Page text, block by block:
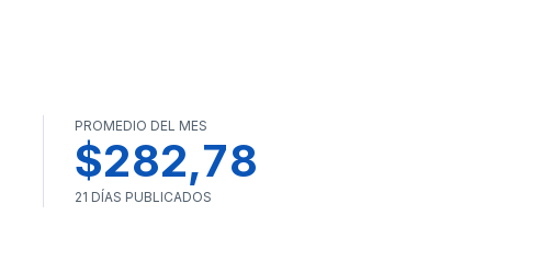
PROMEDIO DEL MES
$282,78
21 DÍAS PUBLICADOS